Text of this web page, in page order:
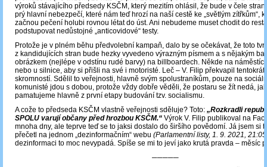
výroků stávajícího předsedy KSČM, který mezitím ohlásil, že bude v čele
prý hlavní nebezpečí, které nám teď hrozí na naší cestě ke „světlým zítřkům“,
začnou pečení holubi rovnou létat do úst. Ani nebudeme muset chodit do
podstupovat nedůstojné „anticovidové“ testy.
Protože je v plném běhu předvolební kampaň, dalo by se očekávat, že toto
z kandidujících stran bude hezky vyvedeno výrazným písmem a s nějakým
obrázkem (nejlépe v odstínu rudé barvy) na billboardech. Někde na
nebo u silnice, aby si přišli na své i motoristé. Leč – V. Filip překvapil
skromností. Sdělil to veřejnosti, hlavně svým spolustraníkům, pouze na
komunisté jdou s dobou, protože vždy dobře věděli, že postaru se žít nedá,
pamatujeme hlavně z první etapy budování tzv. socialismu.
A cože to předseda KSČM vlastně veřejnosti sděluje? Toto: „Rozkradli
SPOLU varují občany před hrozbou KSČM.“ Výrok V. Filip publikoval na
mnoha dny, ale teprve teď se to jaksi dostalo do širšího povědomí. Já jsem si
přečetl na jednom „dezinformačním“ webu (Parlamentní listy, 1. 9. 2021,
dezinformaci to moc nevypadá. Spíše se mi to jeví jako krutá pravda – měsíc
─────